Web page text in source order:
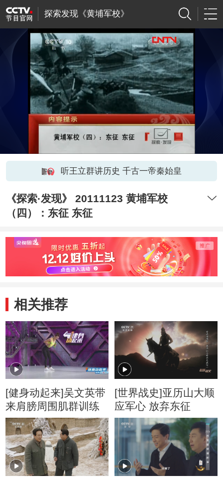
探索发现《黄埔军校》
听王立群讲历史 千古一帝秦始皇
《探索·发现》 20111123 黄埔军校
（四）：东征 东征
相关推荐
[健身动起来]吴文英带
来肩膀周围肌群训练
[世界战史]亚历山大顺
应军心 放弃东征